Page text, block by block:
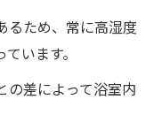
るため、常に高湿度
います。
の差によって浴室内